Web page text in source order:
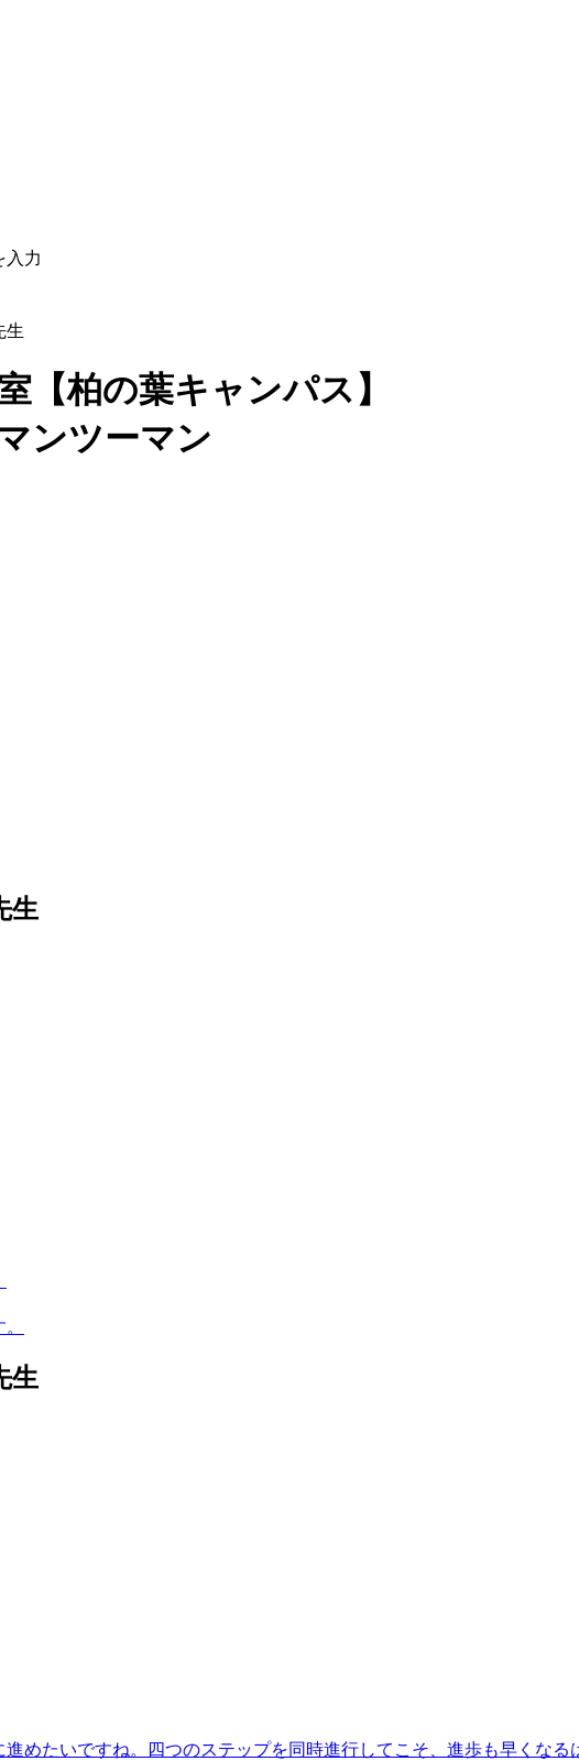
入力
生
【柏の葉キャンパス】
ンツーマン
生
生
めたいですね。四つのステップを同時進行してこそ、進歩も早くなる